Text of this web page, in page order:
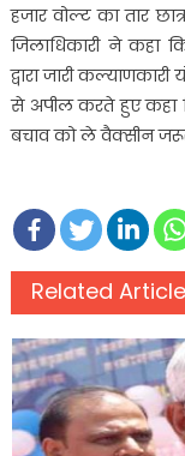
हजार वोल्ट का तार
जिलाधिकारी ने
द्वारा जारी
से अपील करते हुए कहा
बचाव को ले वैक्सीन
Related